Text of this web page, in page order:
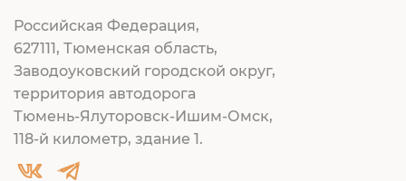
Российская Федерация,
627111, Тюменская область,
Заводоуковский городской округ,
территория автодорога
Тюмень-Ялуторовск-Ишим-Омск,
118-й километр, здание 1.